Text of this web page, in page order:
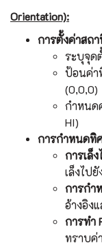
Orientation):
การตั้งค่าสถ
ระบุจุด
ป้อนค่า
(0,0,0)
กำหนด
HI)
การกำหนดทิ
การเล็
เล็งไป
การกำ
อ้างอิงแ
การทำ
ทราบค่